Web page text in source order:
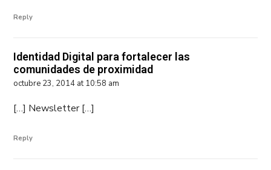
Reply
Identidad Digital para fortalecer las
comunidades de proximidad
octubre 23, 2014 at 10:58 am
[…] Newsletter […]
Reply